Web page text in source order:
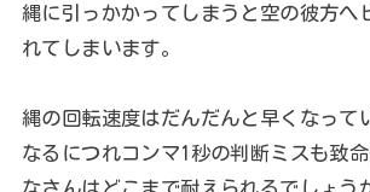
縄に引っかかってしまうと空の彼方へ
れてしまいます。
縄の回転速度はだんだんと早くなって
なるにつれコンマ1秒の判断ミスも致
なさんはどこまで耐えられるでしょう